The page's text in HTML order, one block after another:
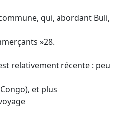
qui, abordant Buli,
»28.
relativement récente : peu
et plus